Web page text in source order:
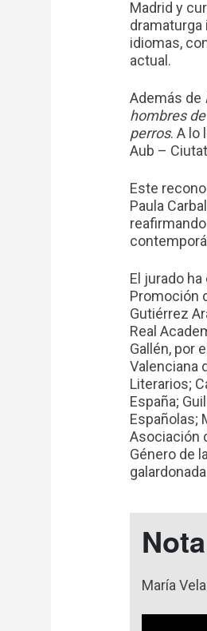
Madrid y
dramaturga
idiomas,
actual.
Además de
hombres
perros. A lo
Aub –
Este
Paula
El jurado
Promoción
Gutiérrez
Real
Gallén, por
Valenciana
Literarios;
España;
Españolas;
Asociación
Género de
María